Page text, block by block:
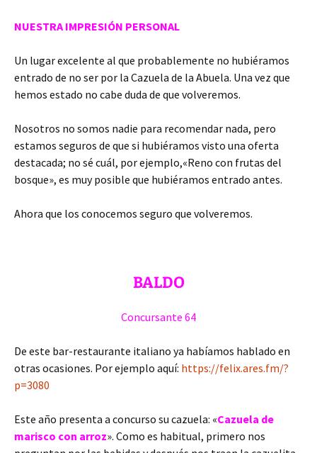
NUESTRA IMPRESIÓN PERSONAL
Un lugar excelente al que probablemente no hubiéramos
entrado de no ser por la Cazuela de la Abuela. Una vez que
hemos estado no cabe duda de que volveremos.
Nosotros no somos nadie para recomendar nada, pero
estamos seguros de que si hubiéramos visto una oferta
destacada; no sé cuál, por ejemplo,«Reno con frutas del
bosque», es muy posible que hubiéramos entrado antes.
Ahora que los conocemos seguro que volveremos.
BALDO
Concursante 64
De este bar-restaurante italiano ya habíamos hablado en
otras ocasiones. Por ejemplo aquí: https://felix.ares.fm/?
p=3080
Este año presenta a concurso su cazuela: «Cazuela de
marisco con arroz». Como es habitual, primero nos